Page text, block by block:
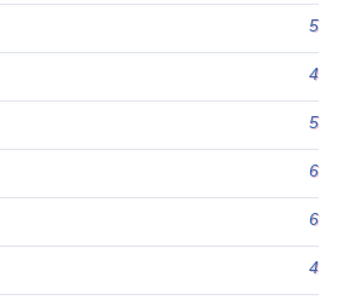
5
4
5
6
6
4